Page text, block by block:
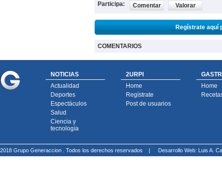
Participa: Comentar Valorar
Regístrate aquí
COMENTARIOS
NOTICIAS
Actualidad
Deportes
Espectáculos
Salud
Ciencia y
tecnología
2URPI
Home
Regístrate
Post de usuarios
Home
2018 Grupo Generaccion . Todos los derechos reservados | Desarrollo Web: Luis